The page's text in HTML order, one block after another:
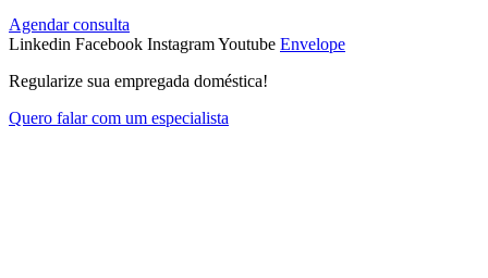
Agendar consulta
Linkedin Facebook InstagramYoutube Envelope
Regularize sua empregada doméstica!
Quero falar com um especialista